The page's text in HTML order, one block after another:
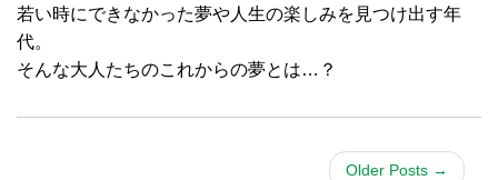
若い時にできなかった夢や人生の楽しみを見つけ出す年
代。
そんな大人たちのこれからの夢とは…？
Older Posts →